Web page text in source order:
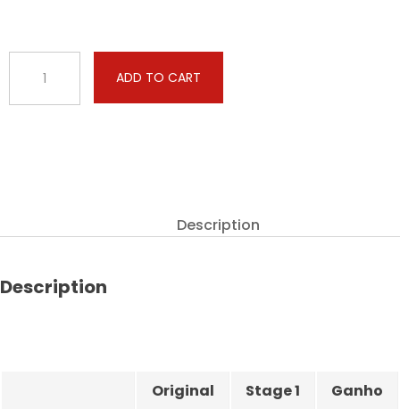
7
ADD TO CART
Description
Description
Original Stage 1 Ganho